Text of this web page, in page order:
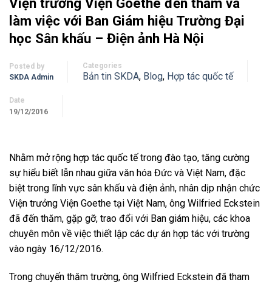
làm việc với Ban Giám hiệu Trường Đại
học Sân khấu – Điện ảnh Hà Nội
Posted by
SKDA Admin
Categories
Bản tin SKDA, Blog, Hợp tác quốc tế
Date
19/12/2016
Nhằm mở rộng hợp tác quốc tế trong đào tạo, tăng cường
sự hiểu biết lẫn nhau giữa văn hóa Đức và Việt Nam, đặc
biệt trong lĩnh vực sân khấu và điện ảnh, nhân dịp nhận chức
Viện trưởng Viện Goethe tại Việt Nam, ông Wilfried Eckstein
đã đến thăm, gặp gỡ, trao đổi với Ban giám hiệu, các khoa
chuyên môn về việc thiết lập các dự án hợp tác với trường
vào ngày 16/12/2016.
Trong chuyến thăm trường, ông Wilfried Eckstein đã tham